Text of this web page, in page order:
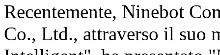
Recentemente, Ninebot
Co., Ltd., attraverso il suo